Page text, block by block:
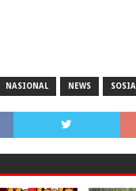
NASIONAL NEWS